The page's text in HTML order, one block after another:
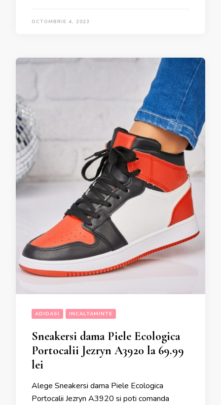
OCTOMBRIE 4, 2023
ADIDASI INCALTAMINTE
Sneakersi dama Piele Ecologica
Portocalii Jezryn A3920 la 69.99
lei
Alege Sneakersi dama Piele Ecologica
Portocalii Jezryn A3920 si poti comanda